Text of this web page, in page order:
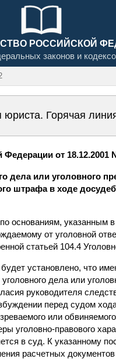
РОССИЙСКОЙ
законов и
юриста. Горячая
от 18.12.2001
дела или уголовного
штрафа в ходе
основаниям, указанным
от уголовной
статьей 104.4
установлено, что
дела или
руководителя
перед судом
или
уголовно-правового
в суд. К указанному
расчетных